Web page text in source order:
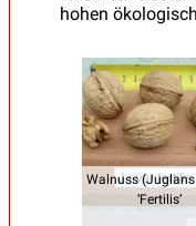
hohen
Walnuss
‘Fertilis’